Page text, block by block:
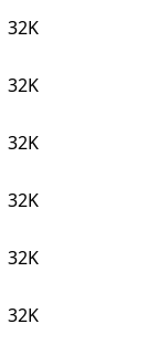
32K
32K
32K
32K
32K
32K